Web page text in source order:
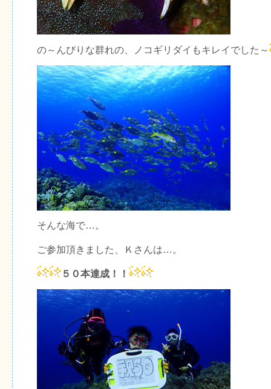
の～んびりな群れの、ノコギリダイもキレイでした～
そんな海で…。
ご参加頂きました、Ｋさんは…。
５０本達成！！